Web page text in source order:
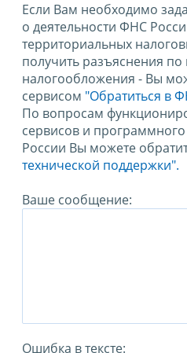
Если Вам необходимо
о деятельности ФНС
территориальных
получить разъяснения
налогообложения - Вы
сервисом "Обратиться в
По вопросам
сервисов и
России Вы можете
технической поддержки".
Ваше сообщение:
Ошибка в тексте: